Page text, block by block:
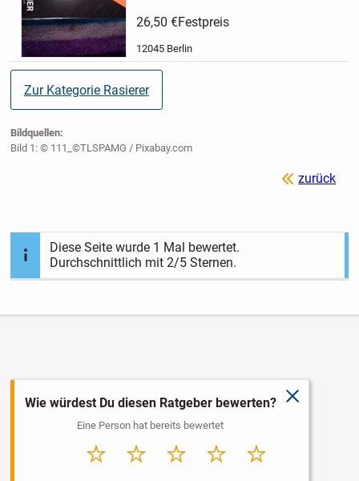
möglich nur Abholung
26,50 €Festpreis
12045 Berlin
Zur Kategorie Rasierer
Bildquellen:
Bild 1: © 111_©TLSPAMG / Pixabay.com
zurück
Diese Seite wurde 1 Mal bewertet.
Durchschnittlich mit2/5 Sternen.
schließen
Wie würdest Du diesen Ratgeber bewerten?
Eine Person hat bereits bewertet